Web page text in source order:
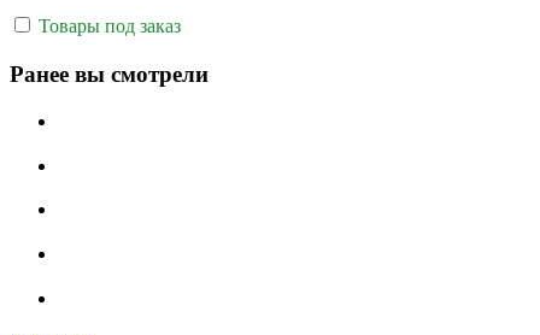
Товары под заказ
Ранее вы смотрели